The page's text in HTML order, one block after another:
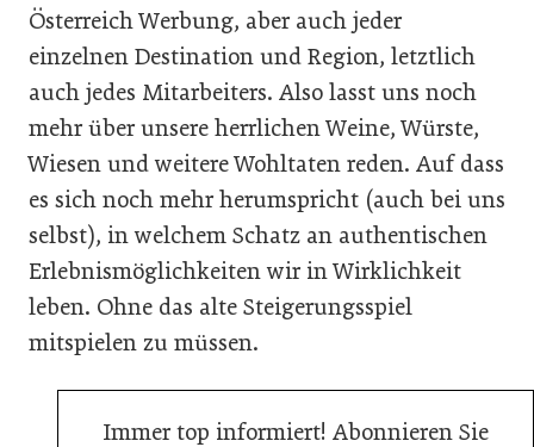
Österreich Werbung, aber auch jeder
einzelnen Destination und Region, letztlich
auch jedes Mitarbeiters. Also lasst uns noch
mehr über unsere herrlichen Weine, Würste,
Wiesen und weitere Wohltaten reden. Auf dass
es sich noch mehr herumspricht (auch bei uns
selbst), in welchem Schatz an authentischen
Erlebnismöglichkeiten wir in Wirklichkeit
leben. Ohne das alte Steigerungsspiel
mitspielen zu müssen.
Immer top informiert! Abonnieren Sie